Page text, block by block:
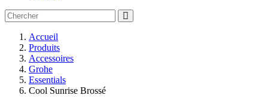
Accueil
Produits
Accessoires
Grohe
Essentials
Cool Sunrise Brossé